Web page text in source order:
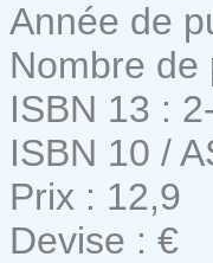
Année de
Nombre de
ISBN 13 :
ISBN 10 /
Prix : 12,9
Devise : €